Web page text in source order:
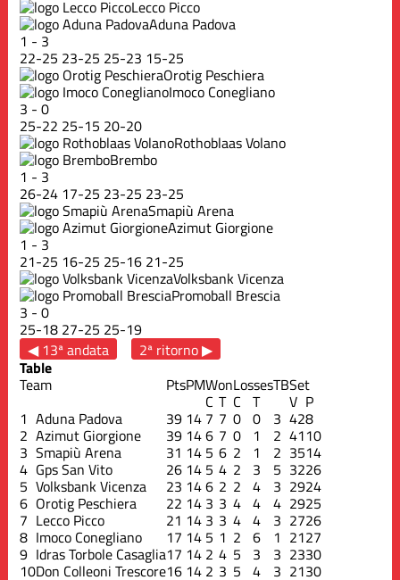
Lecco Picco
Aduna Padova
1 - 3
22-25 23-25 25-23 15-25
Orotig Peschiera
Imoco Conegliano
3 -0
25-22 25-15 20-20
Rothoblaas Volano
Brembo
1 - 3
26-24 17-25 23-25 23-25
Smapiù Arena
Azimut Giorgione
1 - 3
21-25 16-25 25-16 21-25
Volksbank Vicenza
Promoball Brescia
3 -0
25-18 27-25 25-19
◀ 13ª andata
2ª ritorno ▶
Table
Team PtsPMWonLossesTBSet
C T C T V P
1 Aduna Padova 39 14 7 7 0 0 3 428
2 Azimut Giorgione 39 146 7 0 1 2 4110
3 Smapiù Arena 31 14 5 6 2 1 2 3514
4 Gps San Vito 26 14 5 4 2 3 5 3226
5 Volksbank Vicenza 23 146 2 2 4 3 2924
6 Orotig Peschiera 22 14 3 3 4 4 4 2925
7 Lecco Picco 21 14 3 3 4 4 3 2726
8 Imoco Conegliano 17 14 5 1 2 6 1 2127
9 Idras Torbole Casaglia17 14 2 4 5 3 3 2330
10Don Colleoni Trescore16 14 2 3 5 4 3 2130